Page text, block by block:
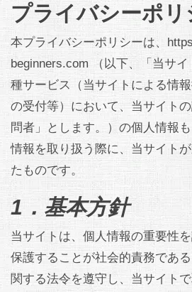
プライバシーポリ
本プライバシーポリシーは、
beginners.com （以下、「当サ
種サービス（当サイトによる情
の受付等）において、当サイト
問者」とします。）の個人情報
情報を取り扱う際に、当サイト
たものです。
1．基本方針
当サイトは、個人情報の重要性
保護することが社会的責務であ
関する法令を遵守し、当サイト